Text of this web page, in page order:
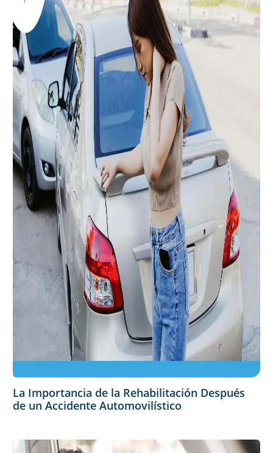
La Importancia de la Rehabilitación Después
de un Accidente Automovilístico